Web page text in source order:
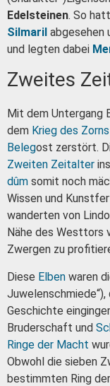
Edelsteinen. So
Silmaril abgesehen
und legten dabei
Zweites
Mit dem Untergang
dem Krieg des Zorns
Belegost zerstört.
Zweiten Zeitalter
dûm somit noch
Wissen und
wanderten von
Nähe des Westtors
Zwergen zu
Diese Elben waren
Geschichte
Bruderschaft und
Ringe der Macht
Obwohl die sieben
bestimmten Ring